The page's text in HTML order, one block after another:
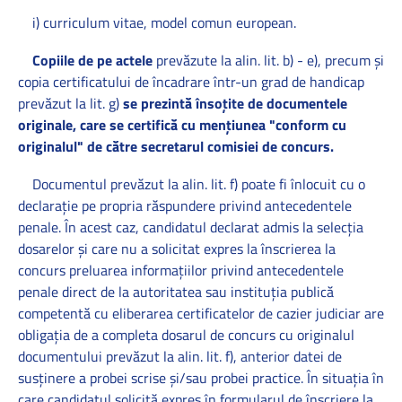
i) curriculum vitae, model comun european.
Copiile de pe actele prevăzute la alin. lit. b) - e), precum şi
copia certificatului de încadrare într-un grad de handicap
prevăzut la lit. g)se prezintă însoţite de documentele
originale, care se certifică cu menţiunea "conform cu
originalul" de către secretarul comisiei de concurs.
Documentul prevăzut la alin. lit. f) poate fi înlocuit cu o
declaraţie pe propria răspundere privind antecedentele
penale. În acest caz, candidatul declarat admis la selecţia
dosarelor şi care nu a solicitat expres la înscrierea la
concurs preluarea informaţiilor privind antecedentele
penale direct de la autoritatea sau instituţia publică
competentă cu eliberarea certificatelor de cazier judiciar are
obligaţia de a completa dosarul de concurs cu originalul
documentului prevăzut la alin. lit. f), anterior datei de
susţinere a probei scrise şi/sau probei practice. În situaţia în